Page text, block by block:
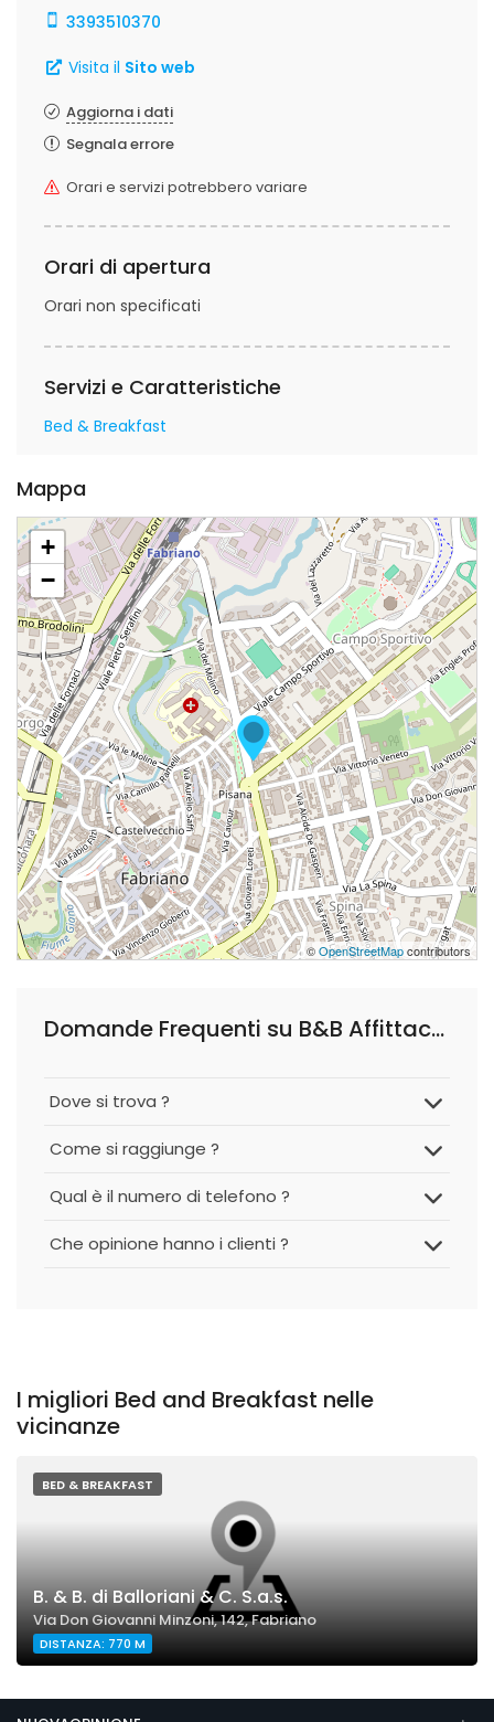
3393510370
Visita il Sito web
Aggiorna i dati
Segnala errore
Orari e servizi potrebbero variare
Orari di apertura
Orari non specificati
Servizi e Caratteristiche
Bed & Breakfast
Mappa
+
−
©OpenStreetMapcontributors
Domande Frequenti su B&B Affittacamere La Filigrana Ospedale 🏥
Dove si trova ?
Come si raggiunge ?
Qual è il numero di telefono ?
Che opinione hanno i clienti ?
I migliori Bed and Breakfast nelle
vicinanze
BED & BREAKFAST
B. & B. di Balloriani & C. S.a.s.
Via Don Giovanni Minzoni, 142, Fabriano
DISTANZA: 770 M